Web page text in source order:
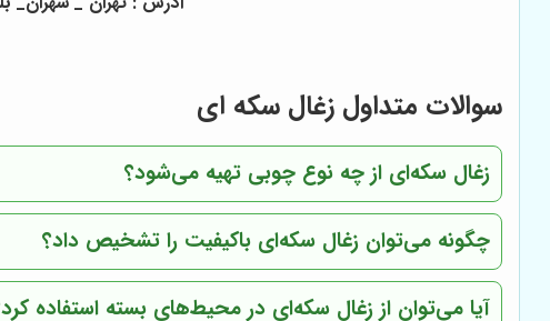
سوالات متداول زغال سکه ای
زغال سکه‌ای از چه نوع چوبی تهیه می‌شود؟
چگونه می‌توان زغال سکه‌ای باکیفیت را تشخیص داد؟
آیا می‌توان از زغال سکه‌ای در محیط‌های بسته استفاده